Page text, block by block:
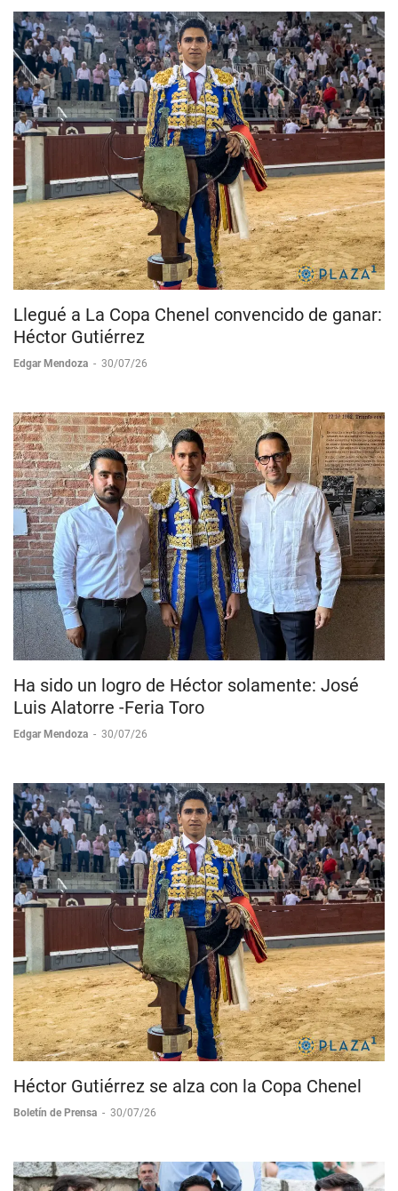
Llegué a La Copa Chenel convencido de ganar:
Héctor Gutiérrez
Edgar Mendoza - 30/07/26
Ha sido un logro de Héctor solamente: José
Luis Alatorre -Feria Toro
Edgar Mendoza - 30/07/26
Héctor Gutiérrez se alza con la Copa Chenel
Boletín de Prensa - 30/07/26